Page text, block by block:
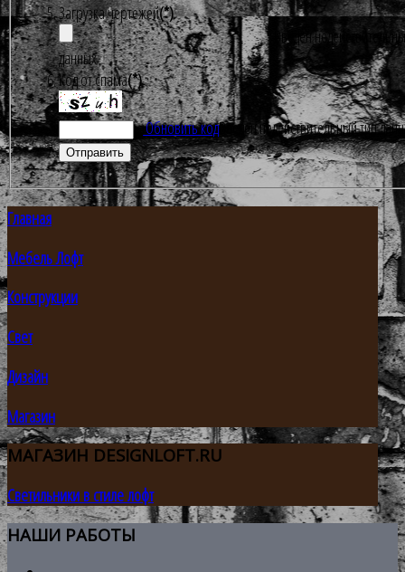
Загрузка чертежей(*)
Введен
данных
Код от спама(*)
Обновить кодВведен недействительный тип
Главная
Мебель Лофт
Конструкции
Свет
Дизайн
Магазин
МАГАЗИН DESIGNLOFT.RU
Светильники в стиле лофт
НАШИ РАБОТЫ